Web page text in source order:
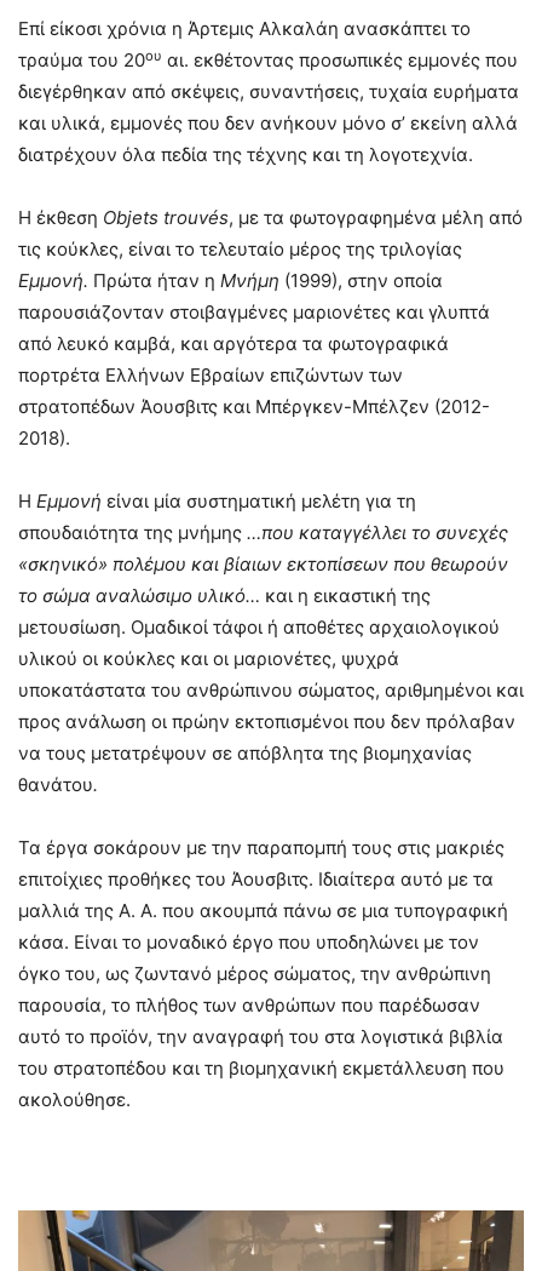
Επί είκοσι χρόνια η Άρτεμις Αλκαλάη ανασκάπτει το
τραύμα του 20ου αι. εκθέτοντας προσωπικές εμμονές που
διεγέρθηκαν από σκέψεις, συναντήσεις, τυχαία ευρήματα
και υλικά, εμμονές που δεν ανήκουν μόνο σ’ εκείνη αλλά
διατρέχουν όλα πεδία της τέχνης και τη λογοτεχνία.
Η έκθεση Objets trouvés, με τα φωτογραφημένα μέλη από
τις κούκλες, είναι το τελευταίο μέρος της τριλογίας
Εμμονή. Πρώτα ήταν η Μνήμη (1999), στην οποία
παρουσιάζονταν στοιβαγμένες μαριονέτες και γλυπτά
από λευκό καμβά, και αργότερα τα φωτογραφικά
πορτρέτα Ελλήνων Εβραίων επιζώντων των
στρατοπέδων Άουσβιτς και Μπέργκεν-Μπέλζεν (2012-
2018).
Η Εμμονή είναι μία συστηματική μελέτη για τη
σπουδαιότητα της μνήμης …που καταγγέλλει το συνεχές
«σκηνικό» πολέμου και βίαιων εκτοπίσεων που θεωρούν
το σώμα αναλώσιμο υλικό… και η εικαστική της
μετουσίωση. Ομαδικοί τάφοι ή αποθέτες αρχαιολογικού
υλικού οι κούκλες και οι μαριονέτες, ψυχρά
υποκατάστατα του ανθρώπινου σώματος, αριθμημένοι και
προς ανάλωση οι πρώην εκτοπισμένοι που δεν πρόλαβαν
να τους μετατρέψουν σε απόβλητα της βιομηχανίας
θανάτου.
Τα έργα σοκάρουν με την παραπομπή τους στις μακριές
επιτοίχιες προθήκες του Άουσβιτς. Ιδιαίτερα αυτό με τα
μαλλιά της Α. Α. που ακουμπά πάνω σε μια τυπογραφική
κάσα. Είναι το μοναδικό έργο που υποδηλώνει με τον
όγκο του, ως ζωντανό μέρος σώματος, την ανθρώπινη
παρουσία, το πλήθος των ανθρώπων που παρέδωσαν
αυτό το προϊόν, την αναγραφή του στα λογιστικά βιβλία
του στρατοπέδου και τη βιομηχανική εκμετάλλευση που
ακολούθησε.